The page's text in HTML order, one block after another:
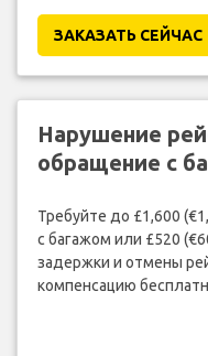
ЗАКАЗАТЬ СЕЙЧАС
Нарушение
обращение с
Требуйте до £1,600
с багажом или £520
задержки и отмены
компенсацию